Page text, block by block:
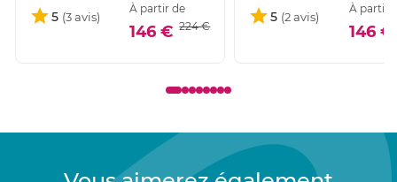
5
À partir de
146 € 224 €
5
À partir
146 €